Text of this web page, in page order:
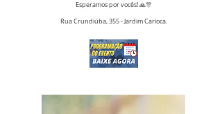
Esperamos por vocês! 🙏🎊
Rua Crundiúba, 355 - Jardim Carioca.